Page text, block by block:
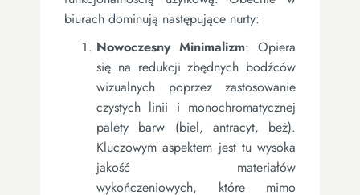
biurach dominują następujące nurty:
Nowoczesny Minimalizm: Opiera
się na redukcji zbędnych bodźców
wizualnych poprzez zastosowanie
czystych linii i monochromatycznej
palety barw (biel, antracyt, beż).
Kluczowym aspektem jest tu wysoka
jakość materiałów
wykończeniowych, które mimo